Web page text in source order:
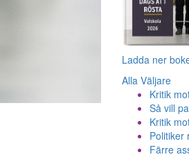
Ladda ner
Alla Väljare
Kritik
Så vill
Kritik
Politiker
Färre